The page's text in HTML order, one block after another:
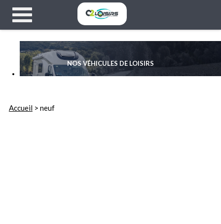
NOS VÉHICULES DE LOISIRS
CAMPING-CAR, CARAVANE & FOURGON NEUF
Accueil> neuf